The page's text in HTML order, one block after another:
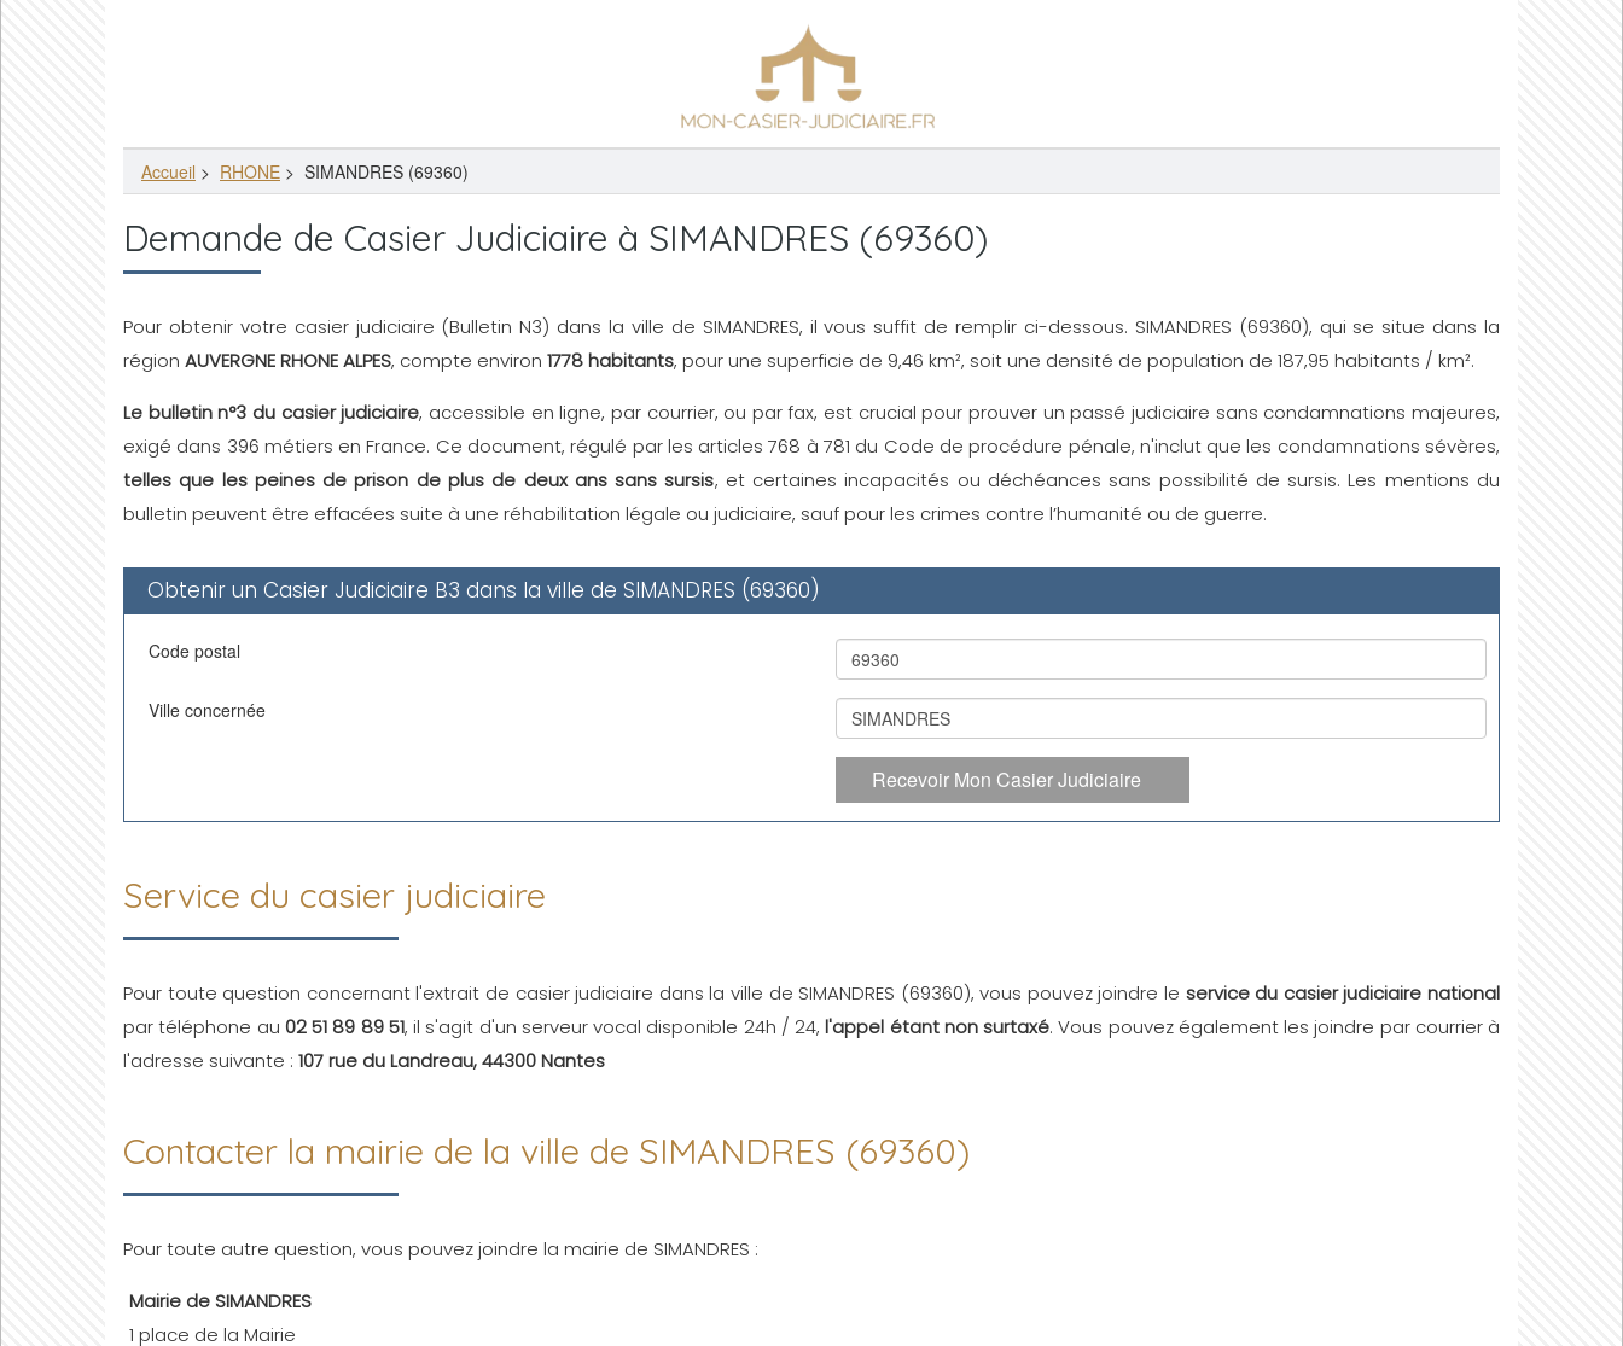
Accueil > RHONE > SIMANDRES (69360)
Demande de Casier Judiciaire à SIMANDRES (69360)
Pour obtenir votre casier judiciaire (Bulletin N3) dans la ville de SIMANDRES, il vous suffit de remplir ci-dessous. SIMANDRES (69360), qui se situe dans la
région AUVERGNE RHONE ALPES, compte environ 1778 habitants, pour une superficie de 9,46 km², soit une densité de population de 187,95 habitants / km².
Le bulletin n°3 du casier judiciaire, accessible en ligne, par courrier, ou par fax, est crucial pour prouver un passé judiciaire sans condamnations majeures,
exigé dans 396 métiers en France. Ce document, régulé par les articles 768 à 781 du Code de procédure pénale, n'inclut que les condamnations sévères,
telles que les peines de prison de plus de deux ans sans sursis, et certaines incapacités ou déchéances sans possibilité de sursis. Les mentions du
bulletin peuvent être effacées suite à une réhabilitation légale ou judiciaire, sauf pour les crimes contre l’humanité ou de guerre.
Obtenir un Casier Judiciaire B3 dans la ville de SIMANDRES (69360)
Code postal
Ville concernée
Recevoir Mon Casier Judiciaire
Service du casier judiciaire
Pour toute question concernant l'extrait de casier judiciaire dans la ville de SIMANDRES (69360), vous pouvez joindre le service du casier judiciaire national
par téléphone au 02 51 89 89 51, il s'agit d'un serveur vocal disponible 24h / 24,l'appel étant non surtaxé. Vous pouvez également les joindre par courrier à
l'adresse suivante : 107 rue du Landreau, 44300 Nantes
Contacter la mairie de la ville de SIMANDRES (69360)
Pour toute autre question, vous pouvez joindre la mairie de SIMANDRES :
Mairie de SIMANDRES
1 place de la Mairie